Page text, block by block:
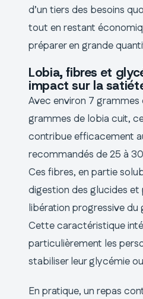
d’un tiers des besoins
tout en restant
préparer en grande
Lobia, fibres et
impact sur la
Avec environ 7 grammes
grammes de lobia cuit,
contribue efficacement
recommandés de 25 à
Ces fibres, en partie
digestion des glucides
libération progressive du
Cette caractéristique
particulièrement les
stabiliser leur glycémie
En pratique, un repas